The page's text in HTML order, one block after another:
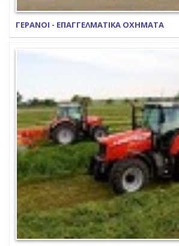
ΓΕΡΑΝΟΙ - ΕΠΑΓΓΕΛΜΑΤΙΚΑ ΟΧΗΜΑΤΑ